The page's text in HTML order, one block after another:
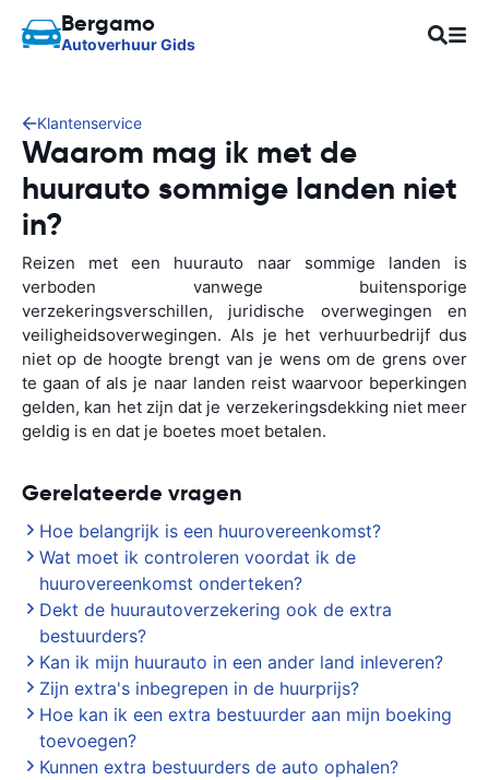
Bergamo
Autoverhuur Gids
Klantenservice
Waarom mag ik met de
huurauto sommige landen niet
in?
Reizen met een huurauto naar sommige landen is
verboden vanwege buitensporige
verzekeringsverschillen, juridische overwegingen en
veiligheidsoverwegingen. Als je het verhuurbedrijf dus
niet op de hoogte brengt van je wens om de grens over
te gaan of als je naar landen reist waarvoor beperkingen
gelden, kan het zijn dat je verzekeringsdekking niet meer
geldig is en dat je boetes moet betalen.
Gerelateerde vragen
Hoe belangrijk is een huurovereenkomst?
Wat moet ik controleren voordat ik de
huurovereenkomst onderteken?
Dekt de huurautoverzekering ook de extra
bestuurders?
Kan ik mijn huurauto in een ander land inleveren?
Zijn extra's inbegrepen in de huurprijs?
Hoe kan ik een extra bestuurder aan mijn boeking
toevoegen?
Kunnen extra bestuurders de auto ophalen?